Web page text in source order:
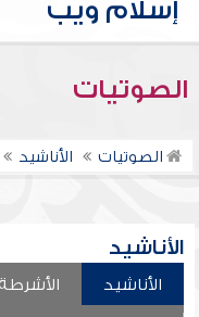
الصوتيات
الصوتيات الأناشيد
الأناشيد
الأناشيد الأشرطة